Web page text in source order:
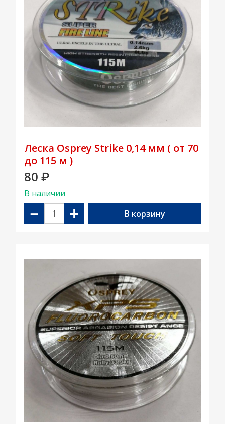
Леска Osprey Strike 0,14 мм ( от 70
до 115 м )
80 ₽
В наличии
− + В корзину